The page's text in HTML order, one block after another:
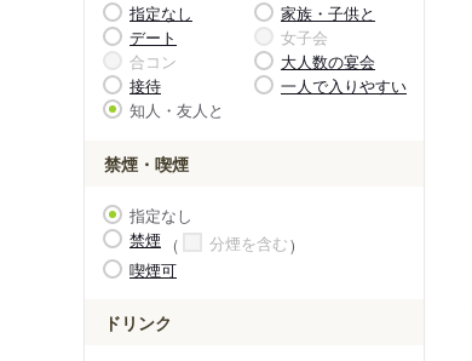
指定なし
家族・子供と
デート
女子会
合コン
大人数の宴会
接待
一人で入りやすい
知人・友人と
禁煙・喫煙
指定なし
禁煙
分煙を含む
喫煙可
ドリンク